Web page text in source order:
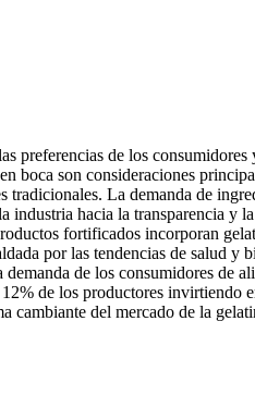
de los
boca son consideraciones
La demanda de
hacia la transparencia y
fortificados incorporan
por las tendencias de salud y
de los consumidores de
de los productores invirtiendo
cambiante del mercado de la